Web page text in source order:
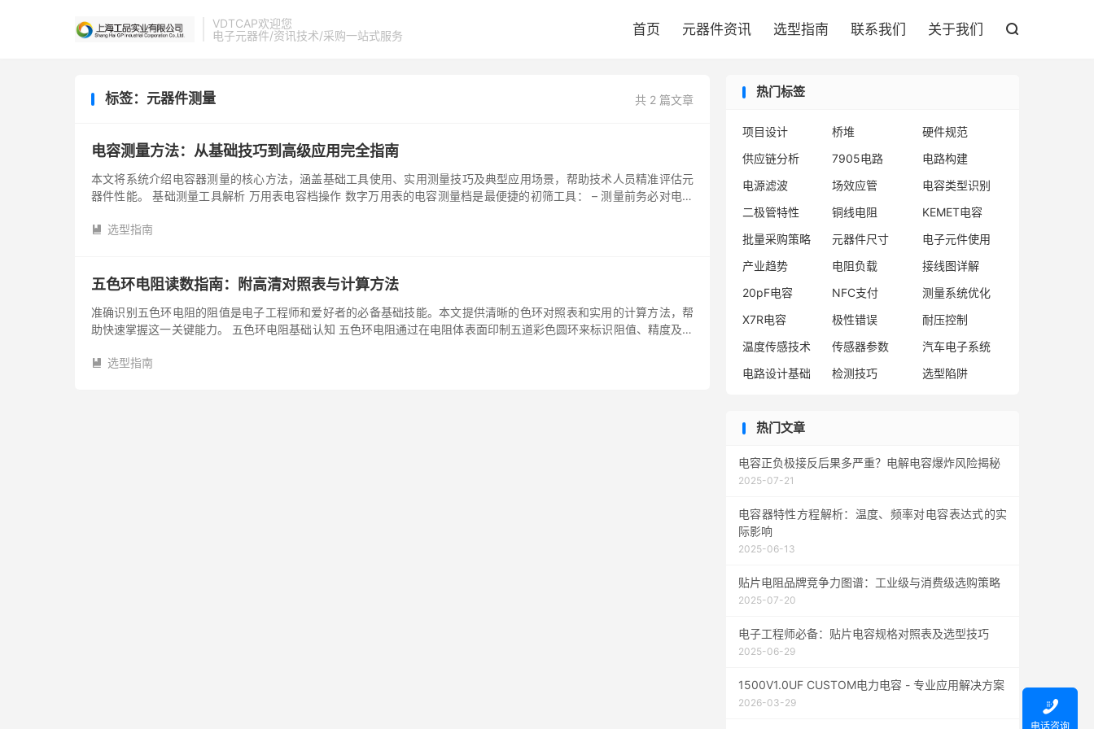
VDTCAP欢迎您
电子元器件/资讯技术/采购一站式服务
首页 元器件资讯 选型指南 联系我们 关于我们 
共 2 篇文章
标签：元器件测量
电容测量方法：从基础技巧到高级应用完全指南
本文将系统介绍电容器测量的核心方法，涵盖基础工具使用、实用测量技巧及典型应用场景，帮助技术人员精准评估元
器件性能。 基础测量工具解析 万用表电容档操作 数字万用表的电容测量档是最便捷的初筛工具： – 测量前务必对电容
 选型指南
五色环电阻读数指南：附高清对照表与计算方法
准确识别五色环电阻的阻值是电子工程师和爱好者的必备基础技能。本文提供清晰的色环对照表和实用的计算方法，帮
助快速掌握这一关键能力。 五色环电阻基础认知 五色环电阻通过在电阻体表面印制五道彩色圆环来标识阻值、精度及温
 选型指南
热门标签
项目设计 桥堆
硬件规范
供应链分析
7905电路
电路构建
电源滤波
场效应管
电容类型识别
二极管特性
铜线电阻
KEMET电容
批量采购策略
元器件尺寸
电子元件使用
产业趋势
电阻负载
接线图详解
20pF电容
NFC支付
测量系统优化
X7R电容
极性错误
耐压控制
温度传感技术
传感器参数
汽车电子系统
电路设计基础
检测技巧 选型陷阱
热门文章
电容正负极接反后果多严重？电解电容爆炸风险揭秘
2025-07-21
电容器特性方程解析：温度、频率对电容表达式的实
际影响
2025-06-13
贴片电阻品牌竞争力图谱：工业级与消费级选购策略
2025-07-20
电子工程师必备：贴片电容规格对照表及选型技巧
2025-06-29
1500V1.0UF CUSTOM电力电容 - 专业应用解决方案
2026-03-29 
电话咨询